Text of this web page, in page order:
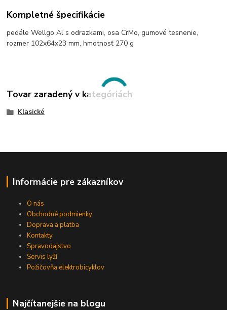
Kompletné špecifikácie
pedále Wellgo Al s odrazkami, osa CrMo, gumové tesnenie,
rozmer 102x64x23 mm, hmotnosť 270 g
Tovar zaradený v kategóriách
Klasické
Informácie pre zákazníkov
O nás
Obchodné podmienky
Doprava a platba
Kontakty
Spravodajstvo
Servis lyží
Požičovňa elektrobicyklov
Najčítanejšie na blogu